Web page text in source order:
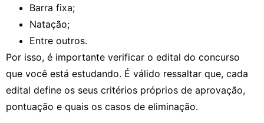
Barra fixa;
Natação;
Entre outros.
Por isso, é importante verificar o edital do concurso
que você está estudando. É válido ressaltar que, cada
edital define os seus critérios próprios de aprovação,
pontuação e quais os casos de eliminação.